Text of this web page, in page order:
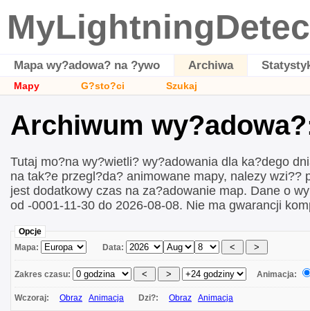
Mapa wy?adowa? na ?ywo Archiwa
Mapy G?sto?ci Szukaj
Archiwum
Tutaj mo?na wy?wietli? wy?adowania dla ka?dego
na tak?e przegl?da? animowane mapy, nalezy wzi??
jest dodatkowy czas na za?adowanie map. Dane o
od -0001-11-30 do 2026-08-08. Nie ma gwarancji
Opcje
Mapa:
Data:
Zakres czasu: Animacja:
Wczoraj: Obraz Animacja Dzi?: Obraz Animacja